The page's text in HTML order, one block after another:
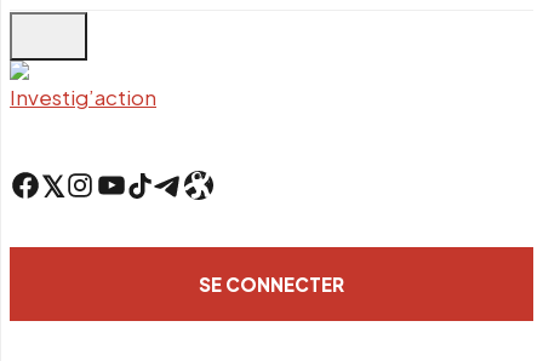
to
main
Facebook Twitter Instagram YouTube TikTok TelegramLien
SE CONNECTER